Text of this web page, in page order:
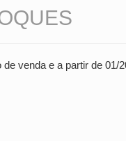
venda e a partir de